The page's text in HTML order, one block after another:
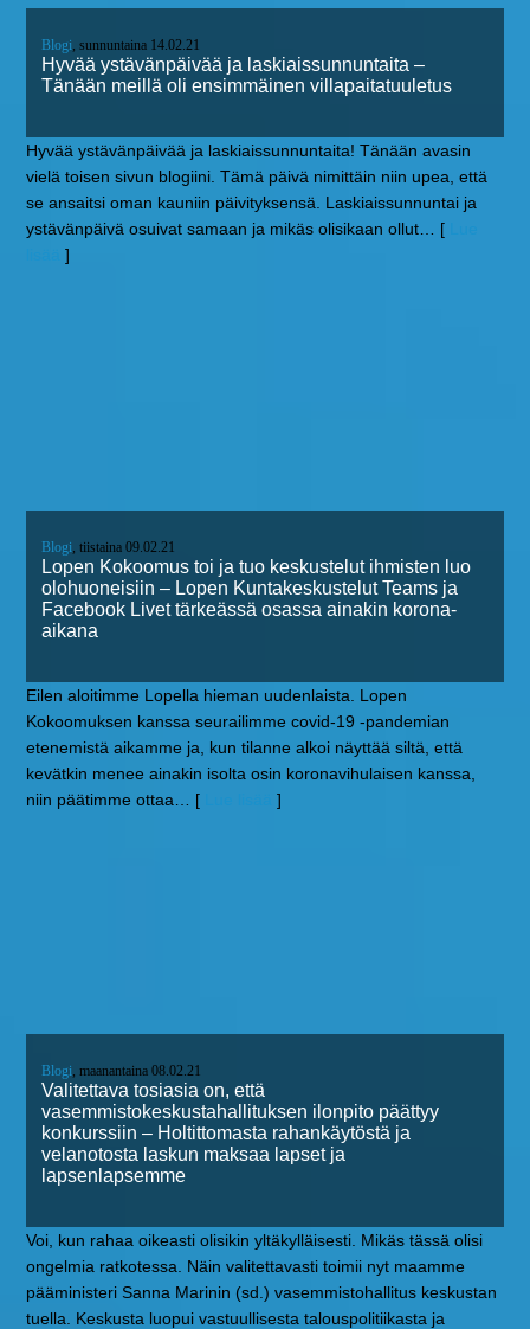
Blogi, sunnuntaina 14.02.21
Hyvää ystävänpäivää ja laskiaissunnuntaita –
Tänään meillä oli ensimmäinen villapaitatuuletus
Hyvää ystävänpäivää ja laskiaissunnuntaita! Tänään avasin
vielä toisen sivun blogiini. Tämä päivä nimittäin niin upea, että
se ansaitsi oman kauniin päivityksensä. Laskiaissunnuntai ja
ystävänpäivä osuivat samaan ja mikäs olisikaan ollut … [
]
Blogi, tiistaina 09.02.21
Lopen Kokoomus toi ja tuo keskustelut ihmisten luo
olohuoneisiin – Lopen Kuntakeskustelut Teams ja
Facebook Livet tärkeässä osassa ainakin korona-
aikana
Eilen aloitimme Lopella hieman uudenlaista. Lopen
Kokoomuksen kanssa seurailimme covid-19 -pandemian
etenemistä aikamme ja, kun tilanne alkoi näyttää siltä, että
kevätkin menee ainakin isolta osin koronavihulaisen kanssa,
niin päätimme ottaa … [ ]
Blogi, maanantaina 08.02.21
Valitettava tosiasia on, että
vasemmistokeskustahallituksen ilonpito päättyy
konkurssiin – Holtittomasta rahankäytöstä ja
velanotosta laskun maksaa lapset ja
lapsenlapsemme
Voi, kun rahaa oikeasti olisikin yltäkylläisesti. Mikäs tässä olisi
ongelmia ratkotessa. Näin valitettavasti toimii nyt maamme
pääministeri Sanna Marinin (sd.) vasemmistohallitus keskustan
tuella. Keskusta luopui vastuullisesta talouspolitiikasta ja